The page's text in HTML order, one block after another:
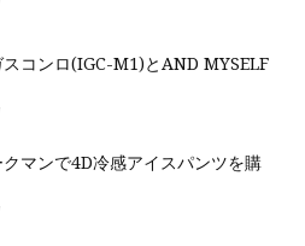
コンロ(IGC-M1)とAND MYSELF
マンで4D冷感アイスパンツを購